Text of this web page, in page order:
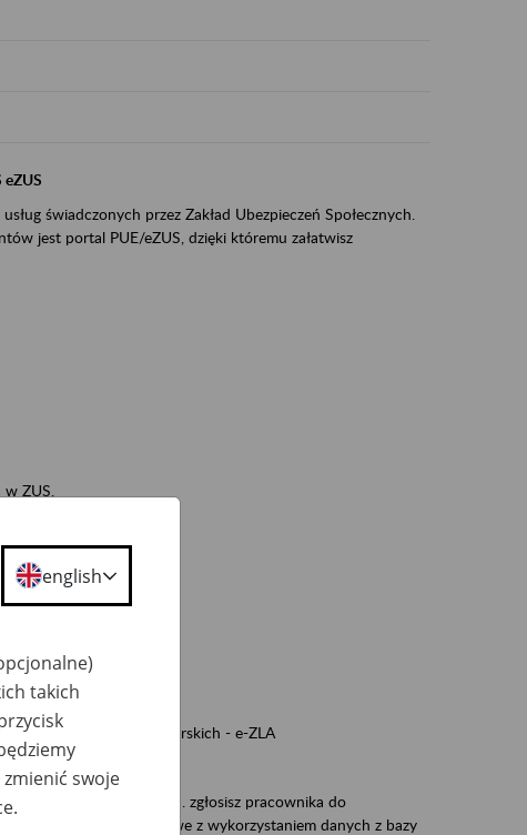
świadczonych przez Zakład Ubezpieczeń Społecznych.
jest portal PUE/eZUS, dzięki któremu załatwisz
ZUS,
na nie odpowiedzi,
z ZUS,
ZUS.
na koncie w ZUS,
konta ubezpieczonego,
zwolnieniach lekarskich - e-ZLA
za pomocą której m.in. zgłosisz pracownika do
dokumenty rozliczeniowe z wykorzystaniem danych z bazy
english
takich
swoje